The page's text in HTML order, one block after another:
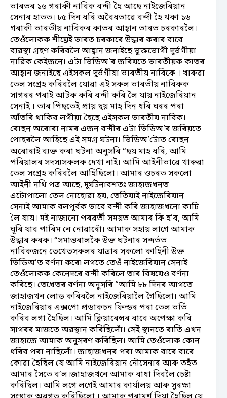
ভাৰতৰ ১৬ গৰাকী নাবিক বন্দী হৈ আছে নাইজেৰিয়ান
সেনাৰ হাতত। ৮৫ দিন ধৰি অবৈধভাৱে বন্দী হৈ থকা ১৬
গৰাকী ভাৰতীয় নাবিকৰ কাতৰ আহ্বান ভাৰত চৰকাৰলৈ।
তেওঁলোকক শীঘ্ৰেই ভাৰত চৰকাৰে উদ্ধাৰ কৰাৰ বাবে
ব্যৱস্থা গ্ৰহণ কৰিবলৈ আহ্বান জনাইছে ভুক্তভোগী দুৰ্ভগীয়া
নাৱিক কেইজনে। এটা ভিডিঅ’ৰ জৰিয়তে ভাৰতীয়ক কাতৰ
আহ্বান জনাইছে এইসকল দুৰ্ভগীয়া ভাৰতীয় নাবিকে । খাৰুৱা
তেল সংগ্ৰহ কৰিবলৈ যোৱা এই সকল ভাৰতীয় নাবিকক
সাগৰৰ পৰাই আটক কৰি বন্দী কৰি লৈ যায় নাইজেৰিয়ান
সেনাই । তাৰ পিছতেই প্ৰায় ছয় মাহ দিন ধৰি ঘৰৰ পৰা
আঁতৰি থাকিব লগীয়া হৈছে এইসকল ভাৰতীয় নাবিক।
ৰোছন অৰোৰা নামৰ এজন বন্দীৰ এটা ভিডিঅ’ৰ জৰিয়তে
পোহৰলৈ আহিছে এই সমগ্ৰ ঘটনা। ভিডিঅ’টোত ৰোছন
অৰোৰাই ব্যক্ত কৰা ঘটনা অনুসৰি “ছয় মাহ ধৰি, আমি
পৰিয়ালৰ সদস্যসকলক দেখা নাই। আমি আইনীভাৱে খাৰুৱা
তেল সংগ্ৰহ কৰিবলৈ আহিছিলো। আমাৰ ওচৰত সকলো
আইনী নথি পত্ৰ আছে, দুৰ্ঘটনাবশতঃ জাহাজখনত
এটোপালো তেল নোহোৱা হয়, তেতিয়াই নাইজেৰিয়ান
সেনাই আমাক বলপূৰ্বক ভাবে বন্দী কৰি জাহাজখনো কাঢ়ি
লৈ যায়। মই নাজানো পৰৱৰ্তী সময়ত আমাৰ কি হ’ব, আমি
ঘূৰি যাব পাৰিম নে নোৱাৰোঁ। আমাক সহায় লাগে আমাক
উদ্ধাৰ কৰক। “সমান্তৰালকৈ উক্ত ঘটনাৰ সন্দৰ্ভত
নাবিকজনে তেখেতসকলৰ যাত্ৰাৰ সকলো কাহিনী উক্ত
ভিডিঅ’ত বৰ্ণনা কৰে৷ লগতে তেওঁ নাইজেৰিয়ান সেনাই
তেওঁলোকক কেনেদৰে বন্দী কৰিলে তাৰ বিষয়েও বৰ্ণনা
কৰিছে। তেখেতৰ বৰ্ণনা অনুসৰি “আমি ৮৮ দিনৰ আগতে
জাহাজখন লোড কৰিবলৈ নাইজেৰিয়ালৈ গৈছিলো। আমি
নাইজেৰিয়াৰ এক্সপো প্ৰডাকচন ফিল্ডৰ পৰা তেল ভৰ্তি
কৰিব লগা হৈছিল। আমি ক্লিয়াৰেন্সৰ বাবে অপেক্ষা কৰি
সাগৰৰ মাজতে অৱস্থান কৰিছিলোঁ। সেই স্থানতে ৰাতি এখন
জাহাজে আমাক অনুসৰণ কৰিছিল। আমি তেওঁলোক কোন
ধৰিব পৰা নাছিলোঁ। জাহাজখনৰ পৰা আমাক বাৰে বাৰে
কোৱা হৈছিল যে আমি নাইজেৰিয়ান নৌসেনাৰ আৰু তহঁত
আমাৰ সৈতে ব’ল।জাহাজখনে আমাক বাধা দিবলৈ চেষ্টা
কৰিছিল। আমি লগে লগেই আমাৰ কাৰ্যালয় আৰু সুৰক্ষা